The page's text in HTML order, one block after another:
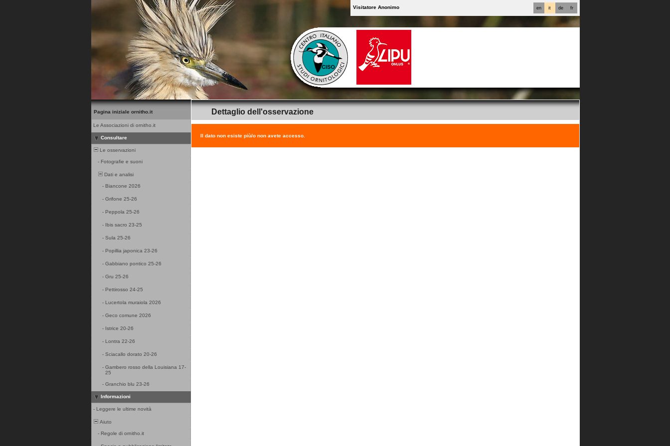
fr
de
it
en
Visitatore Anonimo
Pagina iniziale ornitho.it
Le Associazioni di ornitho.it
Consultare
Le osservazioni
- Fotografie e suoni
Dati e analisi
- Biancone 2026
- Grifone 25-26
- Peppola 25-26
- Ibis sacro 23-25
- Sula 25-26
- Popillia japonica 23-26
- Gabbiano pontico 25-26
- Gru 25-26
- Pettirosso 24-25
- Lucertola muraiola 2026
- Geco comune 2026
- Istrice 20-26
- Lontra 22-26
- Sciacallo dorato 20-26
- Gambero rosso della Louisiana 17-
25
- Granchio blu 23-26
Informazioni
- Leggere le ultime novità
Aiuto
- Regole di ornitho.it
Dettaglio dell'osservazione
Il dato non esiste più/o non avete accesso.